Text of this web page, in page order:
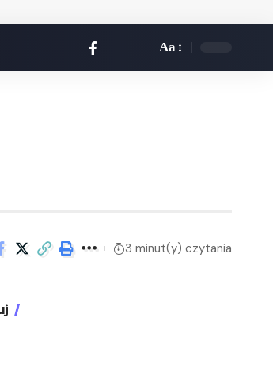
Aa
3 minut(y) czytania